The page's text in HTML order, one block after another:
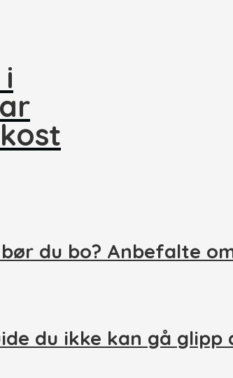
du bo? Anbefalte
du ikke kan gå glipp